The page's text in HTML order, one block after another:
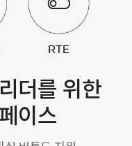
더를 위한
이스